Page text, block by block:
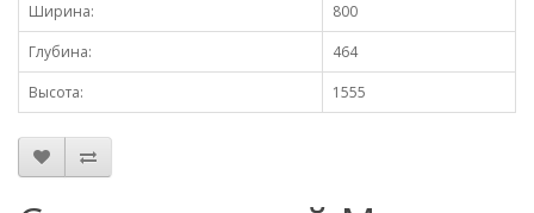
Ширина:
800
Глубина:
464
Высота:
1555